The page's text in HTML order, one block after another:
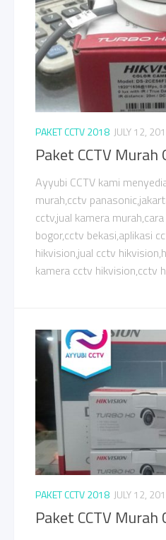
PAKET CCTV 2018 JULY 12,
Paket CCTV
Ayyubi CCTV kami
murah,cctv
cctv,jual kamera
bogor,cctv bekasi,aplikasi
hikvision,jual cctv
kamera cctv hikvision,cctv
PAKET CCTV 2018 JULY 12,
Paket CCTV